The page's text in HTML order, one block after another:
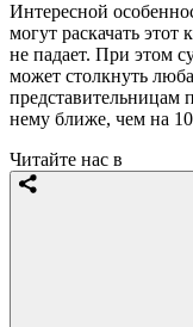
Интересной
могут раскачать этот
не падает. При этом
может столкнуть
представительницам
нему ближе, чем на
Читайте нас в